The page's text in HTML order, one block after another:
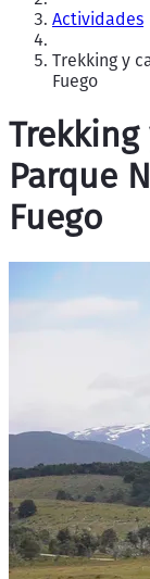
Actividades
Trekking y
Fuego
Parque
Fuego